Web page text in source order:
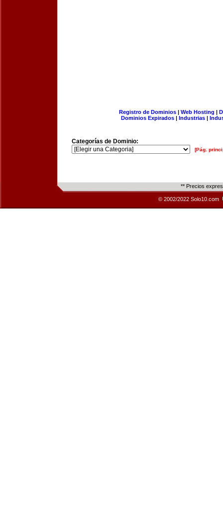
Registro de Dominios| Web Hosting |
Dominios Expirados | Industrias |
Categorías de Dominio:
[Pág.
** Precios
© 2002/2022 Solo10.com